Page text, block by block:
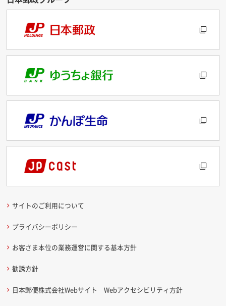
サイトのご利用について
プライバシーポリシー
お客さま本位の業務運営に関する基本方針
勧誘方針
日本郵便株式会社Webサイト Webアクセシビリティ方針